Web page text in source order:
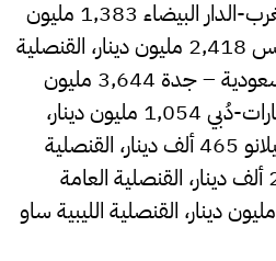
دينار، القنصلية العامة المغرب-الدار البيضاء 1,383 مليون
دينار، القنصلية العامة-تونس 2,418 مليون دينار، القنصلية
العامة المملكة للعربية السعودية – جدة 3,644 مليون
دينار، القنصلية العامة الامارات-دُبي 1,054 مليون دينار،
القنصلية العامة إيطاليا-ميلانو 465 ألف دينار، القنصلية
العامة إيطاليا-باليرمو 263 ألف دينار، القنصلية العامة
فرنسا – مرسيليا 1,431 مليون دينار، القنصلية الليبية ساو